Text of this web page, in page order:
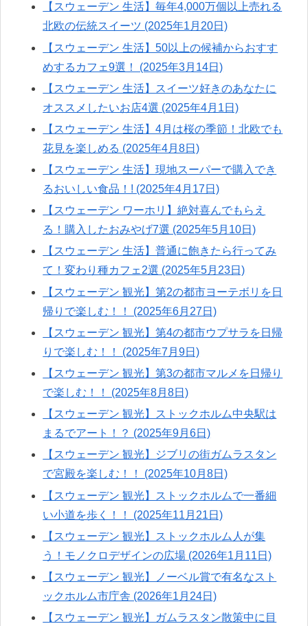
【スウェーデン 生活】毎年4,000万個以上売れる
北欧の伝統スイーツ (2025年1月20日)
【スウェーデン 生活】50以上の候補からおすす
めするカフェ9選！ (2025年3月14日)
【スウェーデン 生活】スイーツ好きのあなたに
オススメしたいお店4選 (2025年4月1日)
【スウェーデン 生活】4月は桜の季節！北欧でも
花見を楽しめる (2025年4月8日)
【スウェーデン 生活】現地スーパーで購入でき
るおいしい食品！! (2025年4月17日)
【スウェーデン ワーホリ】絶対喜んでもらえ
る！購入したおみやげ7選 (2025年5月10日)
【スウェーデン 生活】普通に飽きたら行ってみ
て！変わり種カフェ2選 (2025年5月23日)
【スウェーデン 観光】第2の都市ヨーテボリを日
帰りで楽しむ！！ (2025年6月27日)
【スウェーデン 観光】第4の都市ウプサラを日帰
りで楽しむ！！ (2025年7月9日)
【スウェーデン 観光】第3の都市マルメを日帰り
で楽しむ！！ (2025年8月8日)
【スウェーデン 観光】ストックホルム中央駅は
まるでアート！？ (2025年9月6日)
【スウェーデン 観光】ジブリの街ガムラスタン
で宮殿を楽しむ！！ (2025年10月8日)
【スウェーデン 観光】ストックホルムで一番細
い小道を歩く！！ (2025年11月21日)
【スウェーデン 観光】ストックホルム人が集
う！モノクロデザインの広場 (2026年1月11日)
【スウェーデン 観光】ノーベル賞で有名なスト
ックホルム市庁舎 (2026年1月24日)
【スウェーデン 観光】ガムラスタン散策中に目